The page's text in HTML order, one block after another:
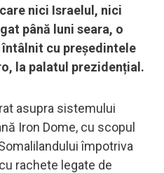
nici Israelul, nici
până luni seara, o
cu președintele
la palatul prezidențial.
asupra sistemului
Iron Dome, cu scopul
împotriva
rachete legate de